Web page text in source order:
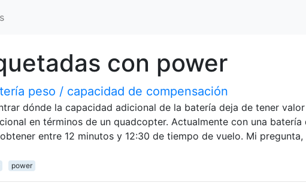
con power
peso / capacidad de compensación
dónde la capacidad adicional de la batería deja de tener
en términos de un quadcopter. Actualmente con una batería
obtener entre 12 minutos y 12:30 de tiempo de vuelo. Mi pregunta,
power